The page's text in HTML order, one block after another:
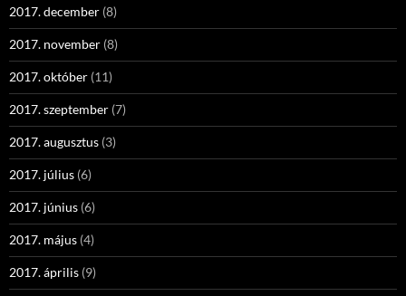
2017. december (8)
2017. november (8)
2017. október (11)
2017. szeptember (7)
2017. augusztus (3)
2017. július (6)
2017. június (6)
2017. május (4)
2017. április (9)